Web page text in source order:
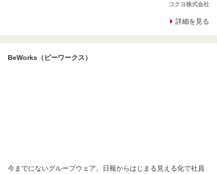
コクヨ株式会社
詳細を見る
BeWorks（ビーワークス）
今までにないグループウェア。日報からはじまる見える化で社員